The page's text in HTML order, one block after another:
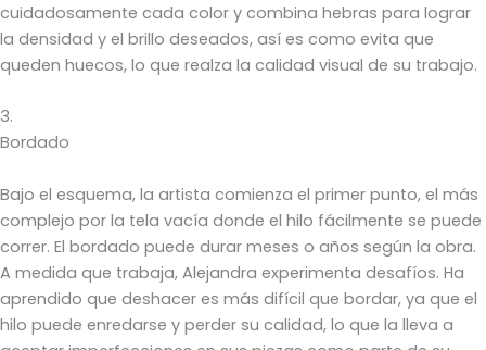
cuidadosamente cada color y combina hebras para lograr
la densidad y el brillo deseados, así es como evita que
queden huecos, lo que realza la calidad visual de su trabajo.
3.
Bordado
Bajo el esquema, la artista comienza el primer punto, el más
complejo por la tela vacía donde el hilo fácilmente se puede
correr. El bordado puede durar meses o años según la obra.
A medida que trabaja, Alejandra experimenta desafíos. Ha
aprendido que deshacer es más difícil que bordar, ya que el
hilo puede enredarse y perder su calidad, lo que la lleva a